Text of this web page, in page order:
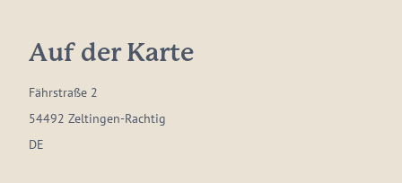
Auf der Karte
Fährstraße 2
54492 Zeltingen-Rachtig
DE